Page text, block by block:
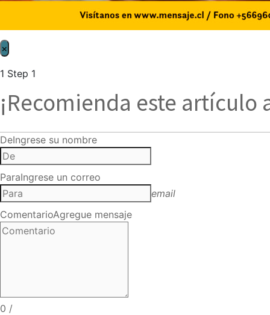
×
1 Step 1
¡Recomienda este artículo
DeIngrese su nombre
ParaIngrese un correo
email
ComentarioAgregue mensaje
0 /